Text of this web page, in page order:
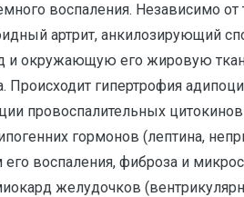
воспаления. Независимо
артрит, анкилозирующий
и окружающую его жировую
гипертрофия
провоспалительных
гормонов (лептина,
воспаления, фиброза и
желудочков